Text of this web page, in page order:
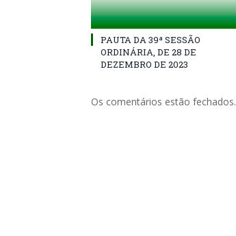
PAUTA DA 39ª SESSÃO
ORDINÁRIA, DE 28 DE
DEZEMBRO DE 2023
Os comentários estão fechados.